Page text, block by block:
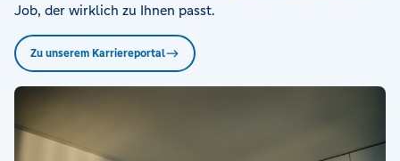
Job, der wirklich zu Ihnen passt.
Zu unserem Karriereportal